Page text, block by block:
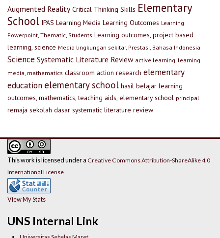
Augmented Reality Critical Thinking Skills Elementary
School IPAS Learning Media Learning Outcomes Learning
Powerpoint, Thematic, Students Learning outcomes, project based
learning, science Media lingkungan sekitar, Prestasi, Bahasa Indonesia
Science Systematic Literature Review active learning, learning
media, mathematics classroom action research elementary
education elementary school hasil belajar learning
outcomes, mathematics, teaching aids, elementary school principal
remaja sekolah dasar systematic literature review
UNS Internal Link
This work is licensed under a Creative Commons Attribution-ShareAlike 4.0
International License
View My Stats